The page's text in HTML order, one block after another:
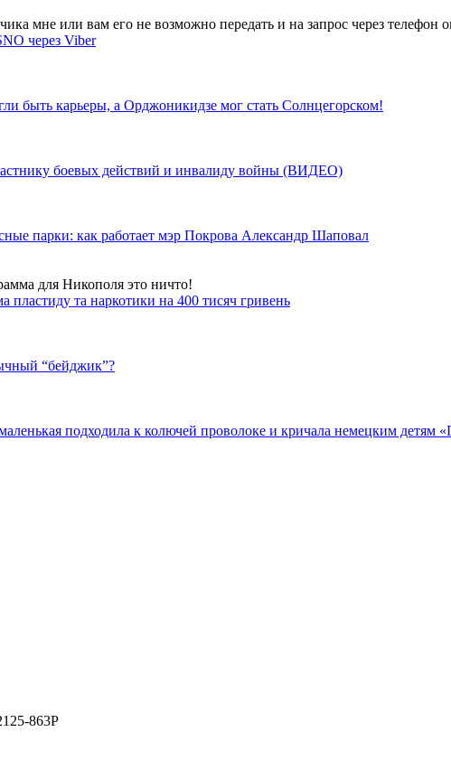
мне или вам его не возможно передать и на запрос через телефон
через Viber
быть карьеры, а Орджоникидзе мог стать Солнцегорском!
боевых действий и инвалиду войны (ВИДЕО)
парки: как работает мэр Покрова Александр Шаповал
для Никополя это ничто!
пластиду та наркотики на 400 тисяч гривень
“бейджик”?
подходила к колючей проволоке и кричала немецким детям
863Р